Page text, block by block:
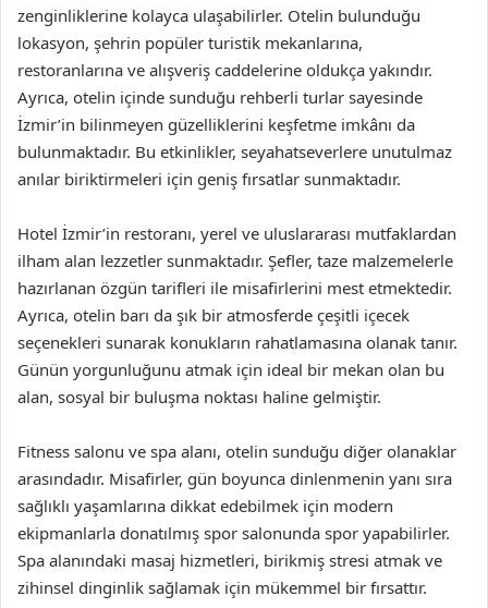
zenginliklerine kolayca ulaşabilirler. Otelin bulunduğu
lokasyon, şehrin popüler turistik mekanlarına,
restoranlarına ve alışveriş caddelerine oldukça yakındır.
Ayrıca, otelin içinde sunduğu rehberli turlar sayesinde
İzmir’in bilinmeyen güzelliklerini keşfetme imkânı da
bulunmaktadır. Bu etkinlikler, seyahatseverlere unutulmaz
anılar biriktirmeleri için geniş fırsatlar sunmaktadır.
Hotel İzmir’in restoranı, yerel ve uluslararası mutfaklardan
ilham alan lezzetler sunmaktadır. Şefler, taze malzemelerle
hazırlanan özgün tarifleri ile misafirlerini mest etmektedir.
Ayrıca, otelin barı da şık bir atmosferde çeşitli içecek
seçenekleri sunarak konukların rahatlamasına olanak tanır.
Günün yorgunluğunu atmak için ideal bir mekan olan bu
alan, sosyal bir buluşma noktası haline gelmiştir.
Fitness salonu ve spa alanı, otelin sunduğu diğer olanaklar
arasındadır. Misafirler, gün boyunca dinlenmenin yanı sıra
sağlıklı yaşamlarına dikkat edebilmek için modern
ekipmanlarla donatılmış spor salonunda spor yapabilirler.
Spa alanındaki masaj hizmetleri, birikmiş stresi atmak ve
zihinsel dinginlik sağlamak için mükemmel bir fırsattır.